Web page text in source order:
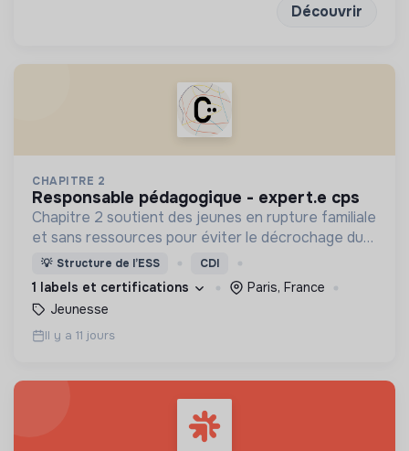
Découvrir
CHAPITRE 2
responsable pédagogique - expert.e cps
Chapitre 2 soutient des jeunes en rupture familiale
et sans ressources pour éviter le décrochage du
parcours d'insertion et le glissement vers
l'exclusion.
💡 Structure de l’ESS CDI
1 labels et certifications
Paris, France
Jeunesse
Il y a 11 jours